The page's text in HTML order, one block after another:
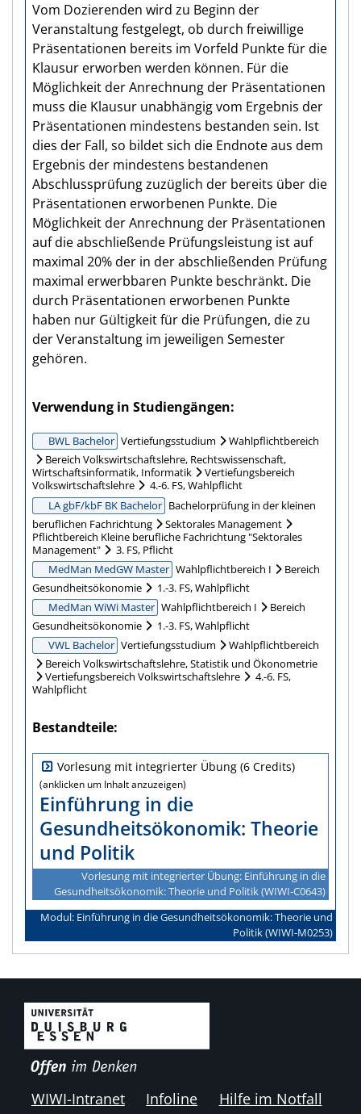
Vom Dozierenden wird zu Beginn der
Veranstaltung festgelegt, ob durch freiwillige
Präsentationen bereits im Vorfeld Punkte für die
Klausur erworben werden können. Für die
Möglichkeit der Anrechnung der Präsentationen
muss die Klausur unabhängig vom Ergebnis der
Präsentationen mindestens bestanden sein. Ist
dies der Fall, so bildet sich die Endnote aus dem
Ergebnis der mindestens bestandenen
Abschlussprüfung zuzüglich der bereits über die
Präsentationen erworbenen Punkte. Die
Möglichkeit der Anrechnung der Präsentationen
auf die abschließende Prüfungsleistung ist auf
maximal 20% der in der abschließenden Prüfung
maximal erwerbbaren Punkte beschränkt. Die
durch Präsentationen erworbenen Punkte
haben nur Gültigkeit für die Prüfungen, die zu
der Veranstaltung im jeweiligen Semester
gehören.
Verwendung in Studiengängen
BWL Bachelor Vertiefungsstudium
Wahlpflichtbereich
Bereich Volkswirtschaftslehre, Rechtswissenschaft,
Wirtschaftsinformatik, Informatik
Vertiefungsbereich
Volkswirtschaftslehre
4.-6. FS, Wahlpflicht
LA gbF/kbF BK Bachelor Bachelorprüfung in der kleinen
beruflichen Fachrichtung
Sektorales Management
Pflichtbereich Kleine berufliche Fachrichtung "Sektorales
Management"
3. FS, Pflicht
MedMan MedGW Master Wahlpflichtbereich I
Bereich
Gesundheitsökonomie
1.-3. FS, Wahlpflicht
MedMan WiWi Master Wahlpflichtbereich I
Bereich
Gesundheitsökonomie
1.-3. FS, Wahlpflicht
VWL Bachelor Vertiefungsstudium
Wahlpflichtbereich
Bereich Volkswirtschaftslehre, Statistik und Ökonometrie
Vertiefungsbereich Volkswirtschaftslehre
4.-6. FS,
Wahlpflicht
Bestandteile
Vorlesung mit integrierter Übung (6 Credits)
Einführung in die
Gesundheitsökonomik: Theorie
und Politik
Vorlesung mit integrierter Übung: Einführung in die
Gesundheitsökonomik: Theorie und Politik (WIWI‑C0643)
Modul: Einführung in die Gesundheitsökonomik: Theorie und
Politik (WIWI‑M0253)
WIWI-Intranet Infoline Hilfe im Notfall